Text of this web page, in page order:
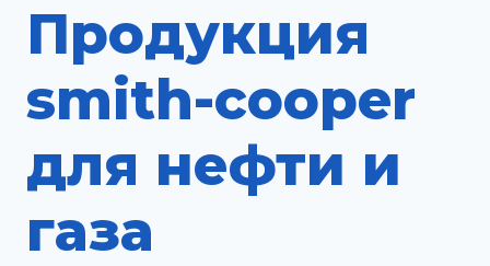
Продукция
smith-cooper
для нефти и
газа